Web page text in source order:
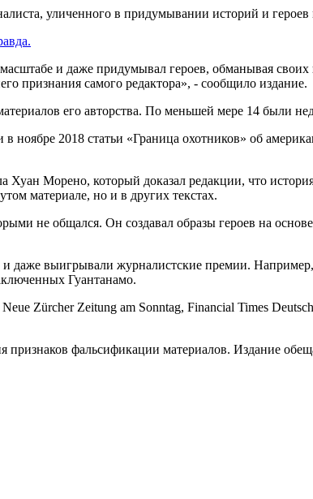
уличенного в придумывании историй и героев
и даже придумывал героев, обманывая своих
признания самого редактора», - сообщило издание.
его авторства. По меньшей мере 14 были
ноябре 2018 статьи «Граница охотников» об
Хуан Морено, который доказал редакции, что
материале, но и в других текстах.
не общался. Он создавал образы героев на
выигрывали журналистские премии.
Гуантанамо.
Zürcher Zeitung am Sonntag, Financial Times
признаков фальсификации материалов. Издание